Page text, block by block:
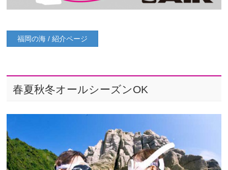
福岡の海 / 紹介ページ
春夏秋冬オールシーズンOK